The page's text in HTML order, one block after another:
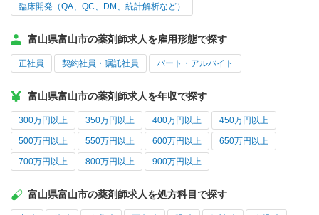
臨床開発（QA、QC、DM、統計解析など）
富山県富山市の薬剤師求人を雇用形態で探す
正社員 契約社員・嘱託社員 パート・アルバイト
富山県富山市の薬剤師求人を年収で探す
300万円以上 350万円以上 400万円以上 450万円以上
500万円以上 550万円以上 600万円以上 650万円以上
700万円以上 800万円以上 900万円以上
富山県富山市の薬剤師求人を処方科目で探す